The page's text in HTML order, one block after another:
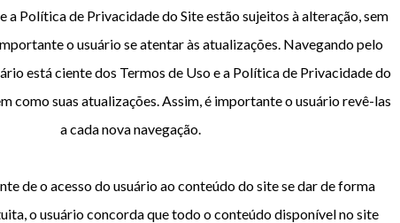
a Política de Privacidade do Site estão sujeitos à alteração, sem
o usuário se atentar às atualizações. Navegando pelo
está ciente dos Termos de Uso e a Política de Privacidade do
como suas atualizações. Assim, é importante o usuário revê-las
a cada nova navegação.
de o acesso do usuário ao conteúdo do site se dar de forma
o usuário concorda que todo o conteúdo disponível no site